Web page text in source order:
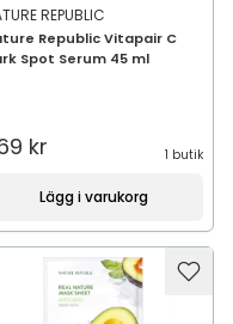
REPUBLIC
Republic Vitapair C
Spot Serum 45 ml
kr 1 butik
Lägg i varukorg